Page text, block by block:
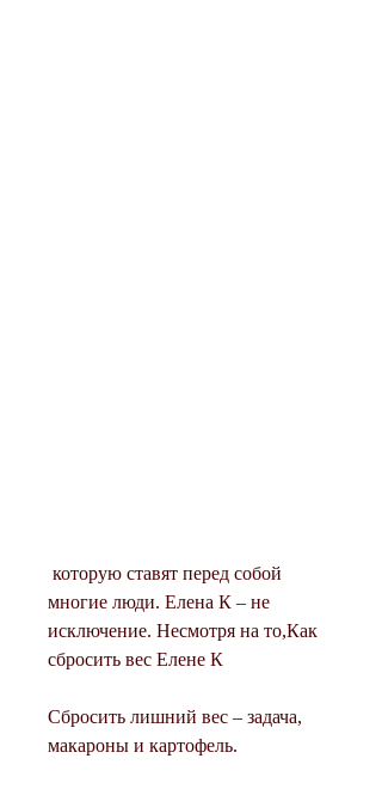
многие люди. Елена К – не
исключение. Несмотря на то,Как
сбросить вес Елене К
Сбросить лишний вес – задача,
макароны и картофель.